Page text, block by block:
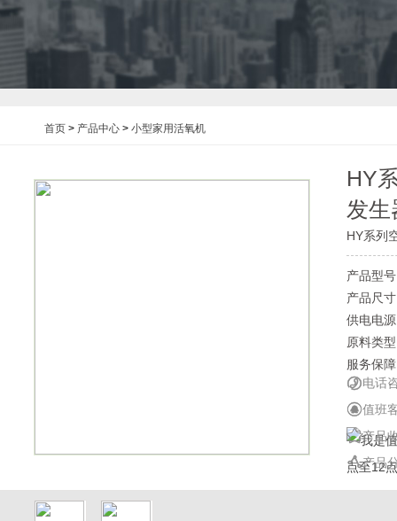
首页 > 产品中心 > 小型家用活氧机
HY
发生
HY系列
产品型
产品尺
供电电
原料类
服务保
电话
值班
产品
产品